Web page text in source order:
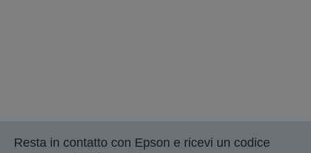
Resta in contatto con Epson e ricevi un codice